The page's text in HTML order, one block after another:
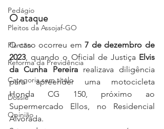
Pedágio
Pleitos da Assojaf-GO
Plantão
Reforma da Previdência
Categoria sem título
Dossiê
Opinião
O ataque
O caso ocorreu em 7 de dezembro de
2023, quando o Oficial de Justiça Elvis
da Cunha Pereira realizava diligência
para apreender uma motocicleta
Honda CG 150, próximo ao
Supermercado Ellos, no Residencial
Alvorada.